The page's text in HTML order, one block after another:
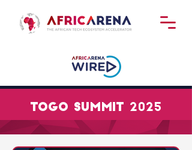
TOGO Summit 2025